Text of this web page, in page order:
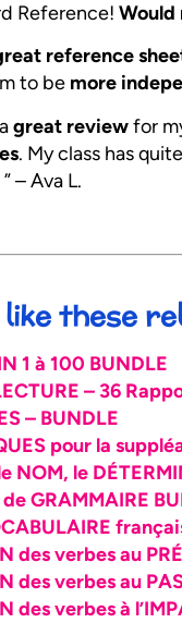
Reference! Would
reference
to be more
great reviewfor
. My class has
– Ava L.
like these
1 à 100 BUNDLE
– 36
– BUNDLE
pour la
NOM, le
GRAMMAIRE
des verbes au
des verbes au
des verbes à